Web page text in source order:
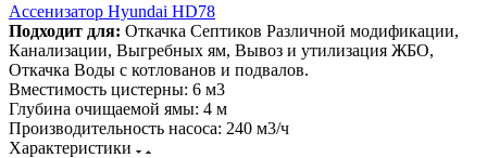
Ассенизатор Hyundai HD78
Подходит для: Откачка Септиков Различной модификации,
Канализации, Выгребных ям, Вывоз и утилизация ЖБО,
Откачка Воды с котлованов и подвалов.
Вместимость цистерны: 6 м3
Глубина очищаемой ямы: 4 м
Производительность насоса: 240 м3/ч
Характеристики